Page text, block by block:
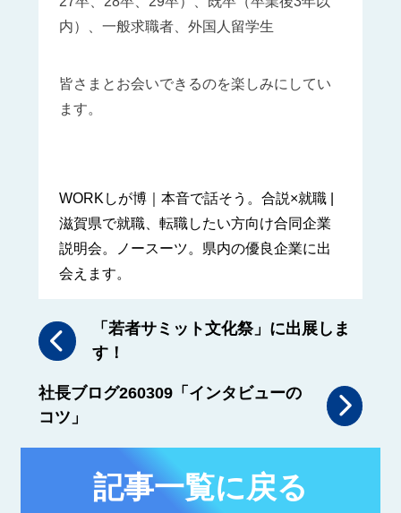
内）、一般求職者、外国人留学生
皆さまとお会いできるのを楽しみにしてい
ます。
WORKしが博｜本音で話そう。合説×就職 |
滋賀県で就職、転職したい方向け合同企業
説明会。ノースーツ。県内の優良企業に出
会えます。
「若者サミット文化祭」に出展しま
す！
社長ブログ260309「インタビューの
コツ」
記事一覧に戻る